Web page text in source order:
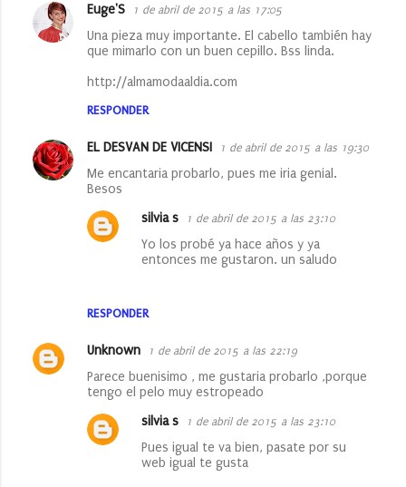
Euge'S 1 de abril de 2015 a las 17:05
Una pieza muy importante. El cabello también hay
que mimarlo con un buen cepillo. Bss linda.
http://almamodaaldia.com
RESPONDER
EL DESVAN DE VICENSI 1 de abril de 2015 a las 19:30
Me encantaria probarlo, pues me iria genial.
Besos
RESPONDER
silvia s 1 de abril de 2015 a las 23:10
Yo los probé ya hace años y ya
entonces me gustaron. un saludo
Unknown 1 de abril de 2015 a las 22:19
Parece buenisimo , me gustaria probarlo ,porque
tengo el pelo muy estropeado
silvia s
1 de abril de 2015 a las 23:10
Pues igual te va bien, pasate por su
web igual te gusta